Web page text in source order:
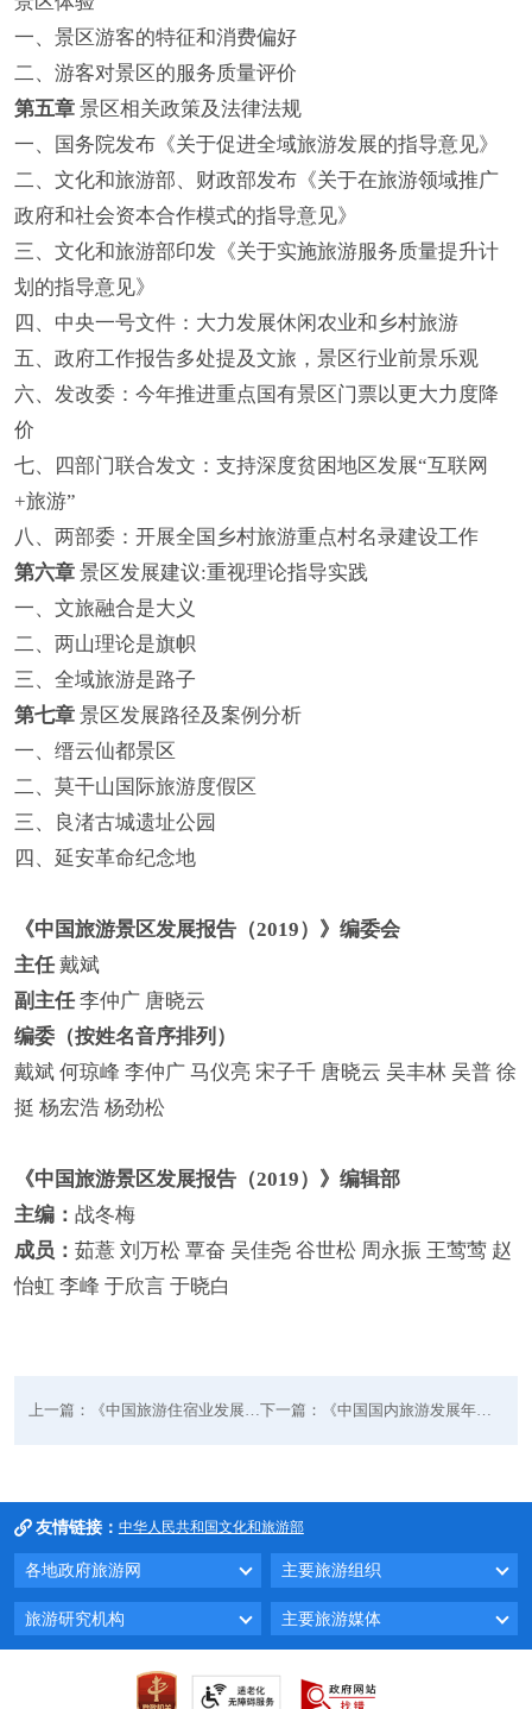
一、景区游客的特征和消费偏好
二、游客对景区的服务质量评价
第五章景区相关政策及法律法规
一、国务院发布《关于促进全域旅游发展的指导意见》
二、文化和旅游部、财政部发布《关于在旅游领域推广
政府和社会资本合作模式的指导意见》
三、文化和旅游部印发《关于实施旅游服务质量提升计
划的指导意见》
四、中央一号文件：大力发展休闲农业和乡村旅游
五、政府工作报告多处提及文旅，景区行业前景乐观
六、发改委：今年推进重点国有景区门票以更大力度降
价
七、四部门联合发文：支持深度贫困地区发展“互联网
+旅游”
八、两部委：开展全国乡村旅游重点村名录建设工作
第六章 景区发展建议:重视理论指导实践
一、文旅融合是大义
二、两山理论是旗帜
三、全域旅游是路子
第七章景区发展路径及案例分析
一、缙云仙都景区
二、莫干山国际旅游度假区
三、良渚古城遗址公园
四、延安革命纪念地
《中国旅游景区发展报告（2019）》编委会
主任戴斌
副主任李仲广 唐晓云
编委（按姓名音序排列）
戴斌 何琼峰 李仲广 马仪亮 宋子千 唐晓云 吴丰林 吴普 徐
挺 杨宏浩 杨劲松
《中国旅游景区发展报告（2019）》编辑部
主编： 战冬梅
成员： 茹薏 刘万松 覃奋 吴佳尧 谷世松 周永振 王莺莺 赵
怡虹 李峰 于欣言 于晓白
上一篇：《中国旅游住宿业发展报告2019》 下一篇：《中国国内旅游发展年度报告2019》
友情链接： 中华人民共和国文化和旅游部
各地政府旅游网 主要旅游组织
旅游研究机构 主要旅游媒体